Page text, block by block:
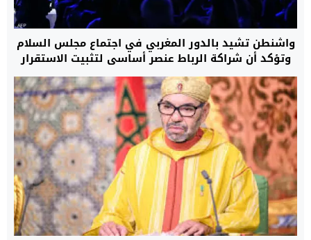
واشنطن تشيد بالدور المغربي في اجتماع مجلس السلام
وتؤكد أن شراكة الرباط عنصر أساسي لتثبيت الاستقرار